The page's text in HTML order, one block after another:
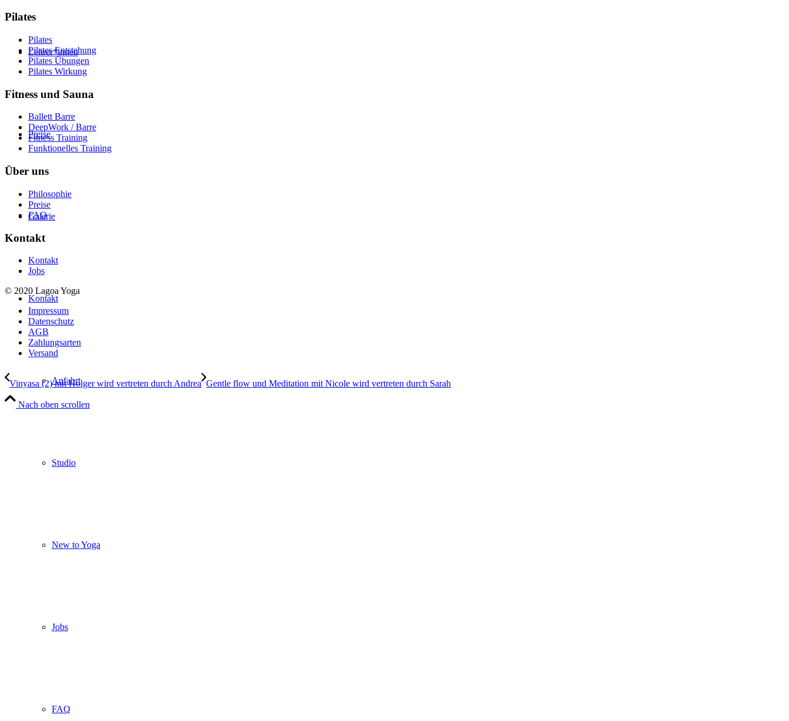
Lehrer*innen
Preise
Galerie
Kontakt
Anfahrt
Studio
New to Yoga
Jobs
FAQ
Pilates
Pilates
Pilates Entstehung
Pilates Übungen
Pilates Wirkung
Fitness und Sauna
Ballett Barre
DeepWork / Barre
Fitness Training
Funktionelles Training
Über uns
Philosophie
Preise
FAQ
Kontakt
Kontakt
Jobs
© 2020 Lagoa Yoga
Impressum
Datenschutz
AGB
Zahlungsarten
Versand
Vinyasa (2) mit Holger wird vertreten durch Andrea Gentle flow und Meditation mit Nicole wird vertreten durch Sarah
Nach oben scrollen